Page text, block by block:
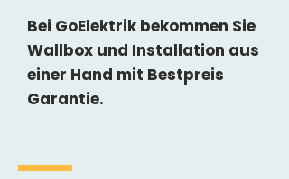
Bei GoElektrik bekommen Sie
Wallbox und Installation aus
einer Hand mit Bestpreis
Garantie.